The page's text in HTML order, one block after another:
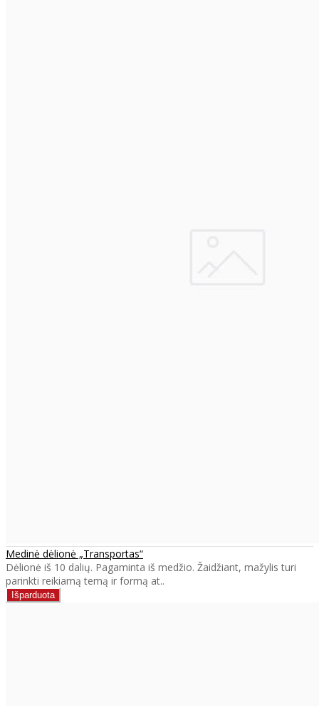
Medinė dėlionė „Transportas“
Dėlionė iš 10 dalių. Pagaminta iš medžio. Žaidžiant, mažylis turi
parinkti reikiamą temą ir formą at..